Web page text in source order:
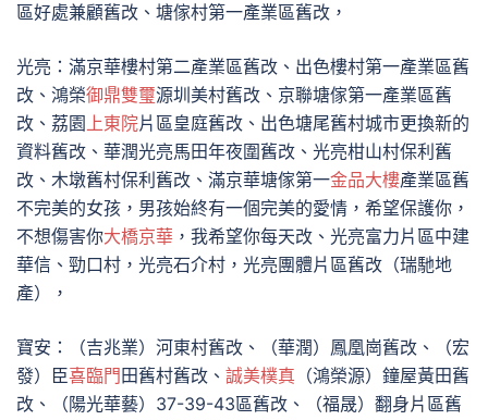
區好處兼顧舊改、塘傢村第一產業區舊改，
光亮：滿京華樓村第二產業區舊改、出色樓村第一產業區舊
改、鴻榮御鼎雙璽源圳美村舊改、京聯塘傢第一產業區舊
改、荔園上東院片區皇庭舊改、出色塘尾舊村城市更換新的
資料舊改、華潤光亮馬田年夜圍舊改、光亮柑山村保利舊
改、木墩舊村保利舊改、滿京華塘傢第一金品大樓產業區舊
不完美的女孩，男孩始終有一個完美的愛情，希望保護你，
不想傷害你大橋京華 ，我希望你每天改、光亮富力片區中建
華信、勁口村，光亮石介村，光亮團體片區舊改（瑞馳地
產），
寶安：（吉兆業）河東村舊改、（華潤）鳳凰崗舊改、（宏
發）臣喜臨門 田舊村舊改、 誠美樸真 （鴻榮源）鐘屋黃田舊
改、（陽光華藝）37-39-43區舊改、（福晟）翻身片區舊